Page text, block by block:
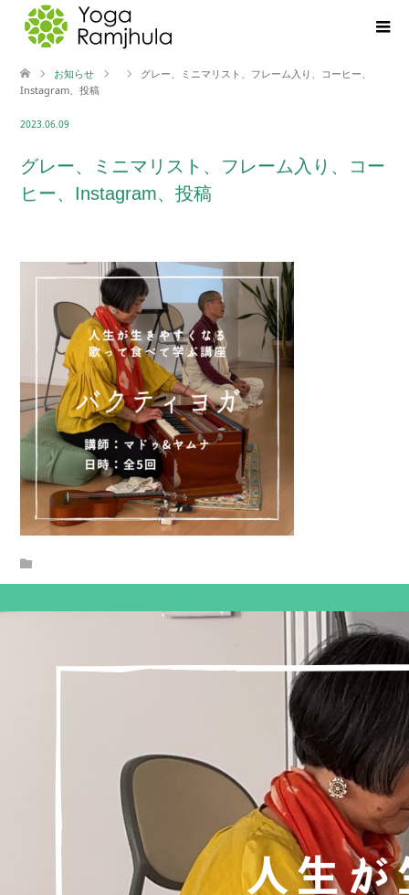
お知らせ
グレー、ミニマリスト、フレーム入り、コーヒー、
Instagram、投稿
2023.06.09
グレー、ミニマリスト、フレーム入り、コー
ヒー、Instagram、投稿